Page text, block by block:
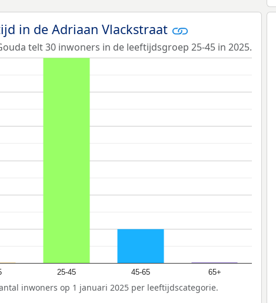
in de Adriaan Vlackstraat
telt 30 inwoners in de leeftijdsgroep 25-45 in 2025.
25-45 45-65 65+
inwoners op 1 januari 2025 per leeftijdscategorie.